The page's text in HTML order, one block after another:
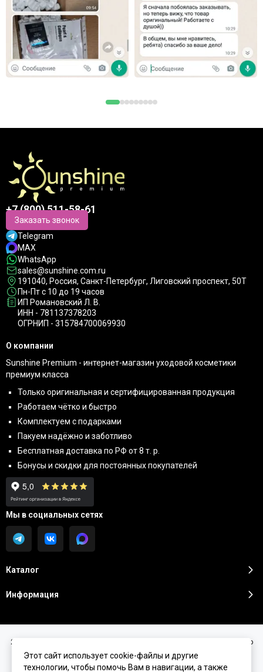
+7 (800) 511-58-61
Заказать звонок
Telegram
MAX
WhatsApp
sales@sunshine.com.ru
191040, Россия, Санкт-Петербург, Лиговский проспект, 50Т
Пн-Пт с 10 до 19 часов
ИП Романовский Л. В.
ИНН - 781137378203
ОГРНИП - 315784700069930
Каталог
Информация
О компании
Sunshine Premium - интернет-магазин уходовой косметики
премиум класса
Только оригинальная и сертифицированная продукция
Работаем чётко и быстро
Комплектуем с подарками
Пакуем надёжно и заботливо
Бесплатная доставка по РФ от 8 т. р.
Бонусы и скидки для постоянных покупателей
Мы в социальных сетях
2026 © Sunshine Premium | Косметика премиум класса для домашнего
ухода.Карта сайта
Этот сайт использует cookie-файлы и другие
технологии, чтобы помочь Вам в навигации, а также